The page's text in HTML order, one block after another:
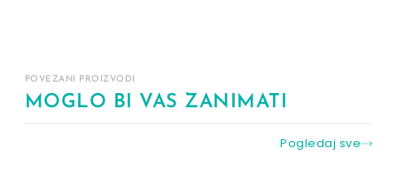
POVEZANI PROIZVODI
MOGLO BI VAS ZANIMATI
Pogledaj sve